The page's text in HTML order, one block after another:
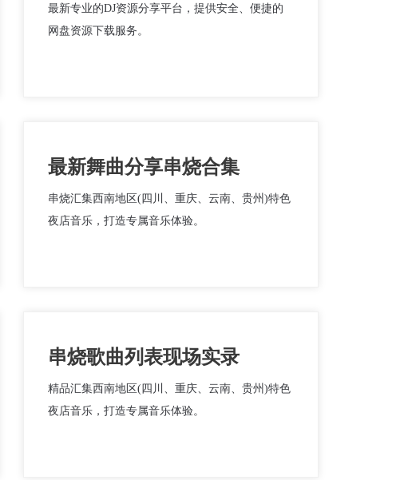
最新专业的DJ资源分享平台，提供安全、便捷的
网盘资源下载服务。
最新舞曲分享串烧合集
串烧汇集西南地区(四川、重庆、云南、贵州)特色
夜店音乐，打造专属音乐体验。
串烧歌曲列表现场实录
精品汇集西南地区(四川、重庆、云南、贵州)特色
夜店音乐，打造专属音乐体验。